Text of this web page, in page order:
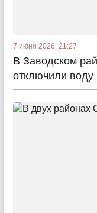
7 июня 2026, 21:27
В Заводском
отключили воду